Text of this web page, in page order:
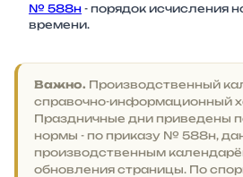
№ 588н - порядок исчисления
времени.
Важно. Производственный
справочно-информационный
Праздничные дни приведены
нормы - по приказу № 588н,
производственным
обновления страницы. По